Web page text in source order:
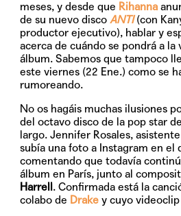
meses, y desde que Rihanna
de su nuevo disco ANTI (con
productor ejecutivo), hablar y
acerca de cuándo se pondrá a la
álbum. Sabemos que tampoco
este viernes (22 Ene.) como se
rumoreando.
No os hagáis muchas ilusiones
del octavo disco de la pop star
largo.Jennifer Rosales,
subía una foto a Instagram en el
comentando que todavía
álbum en París, junto al
Harrell. Confirmada está la
colabo de Drake y cuyo